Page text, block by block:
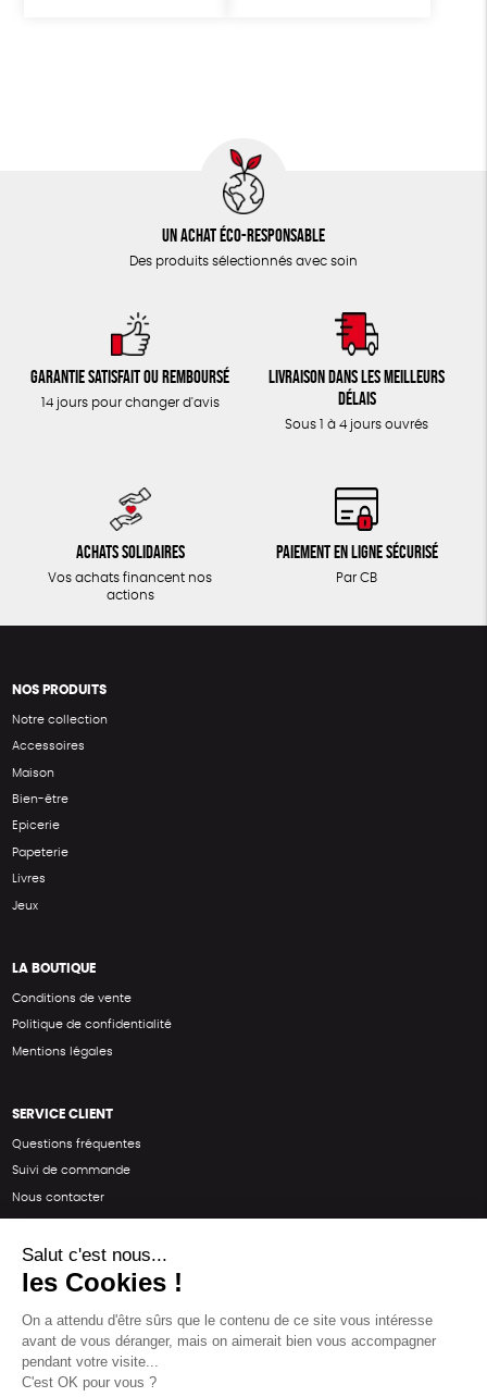
Un achat éco-responsable
Des produits sélectionnés avec soin
Garantie satisfait ou remboursé
14 jours pour changer d'avis
Livraison dans les meilleurs
délais
Sous 1 à 4 jours ouvrés
Achats solidaires
Vos achats financent nos
actions
Paiement en ligne sécurisé
Par CB
NOS PRODUITS
Notre collection
Accessoires
Maison
Bien-être
Epicerie
Papeterie
Livres
Jeux
LA BOUTIQUE
Conditions de vente
Politique de confidentialité
Mentions légales
SERVICE CLIENT
Questions fréquentes
Suivi de commande
Nous contacter
SUIVEZ-NOUS